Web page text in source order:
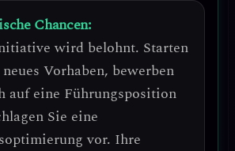
Chancen:
wird belohnt. Starten
Vorhaben, bewerben
auf eine Führungsposition
Sie eine
vor. Ihre